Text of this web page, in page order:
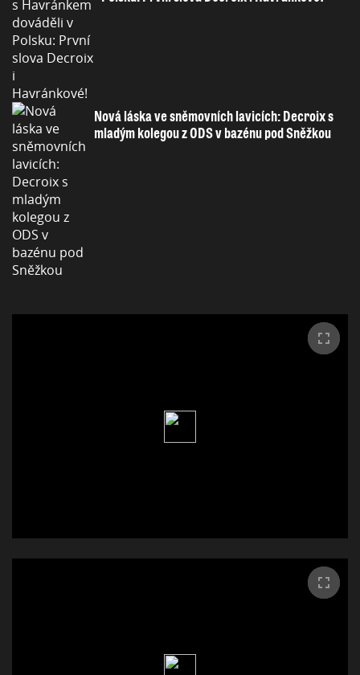
Nová láska ve sněmovních lavicích: Decroix s
mladým kolegou z ODS v bazénu pod Sněžkou